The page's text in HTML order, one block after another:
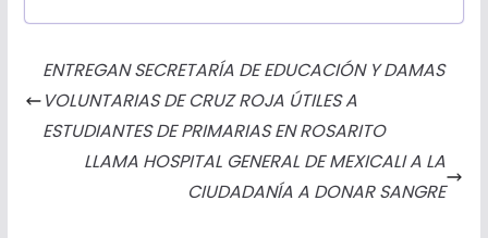
c
o
o
s
n
g
i
e
r
a
A
p
p
a
a
t
o
k
.
m
r
t
i
ENTREGAN SECRETARÍA DE EDUCACIÓN Y DAMAS
VOLUNTARIAS DE CRUZ ROJA ÚTILES A
ESTUDIANTES DE PRIMARIAS EN ROSARITO
LLAMA HOSPITAL GENERAL DE MEXICALI A LA
CIUDADANÍA A DONAR SANGRE